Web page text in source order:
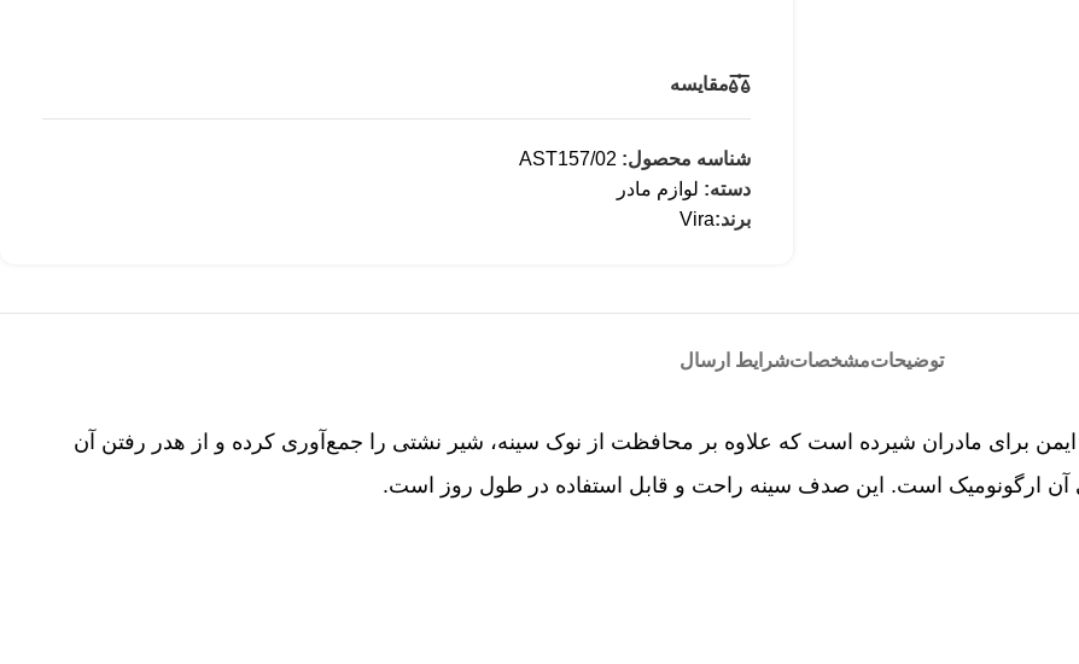
مقایسه
شناسه محصول: AST157/02
دسته: لوازم مادر
برند:Vira
توضیحاتمشخصاتشرایط ارسال
برای مادران شیرده است که علاوه بر محافظت از نوک سینه، شیر نشتی را جمع‌آوری کرده و از هدر رفتن آن